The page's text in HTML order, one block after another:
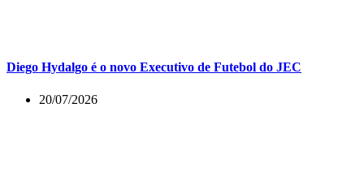
Diego Hydalgo é o novo Executivo de Futebol do JEC
20/07/2026